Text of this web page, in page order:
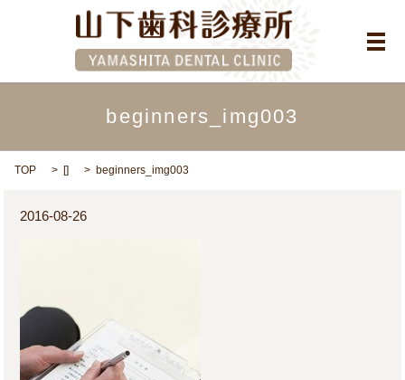
メ
beginners_img003
TOP [] beginners_img003
2016-08-26